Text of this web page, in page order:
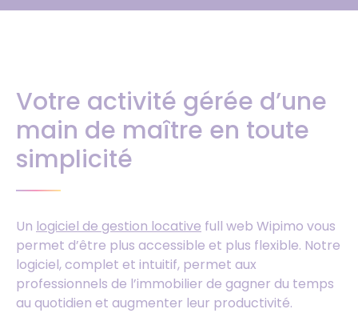
Votre activité gérée d’une
main de maître en toute
simplicité
Un logiciel de gestion locative full web Wipimo vous
permet d’être plus accessible et plus flexible. Notre
logiciel, complet et intuitif, permet aux
professionnels de l’immobilier de gagner du temps
au quotidien et augmenter leur productivité.